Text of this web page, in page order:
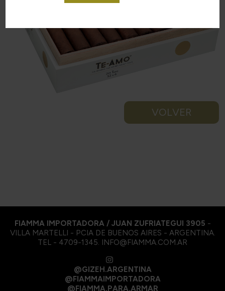
VOLVER
FIAMMA IMPORTADORA / JUAN ZUFRIATEGUI 3905 -
VILLA MARTELLI - PCIA DE BUENOS AIRES - ARGENTINA.
TEL - 4709-1345. INFO@FIAMMA.COM.AR
@GIZEH.ARGENTINA
@FIAMMAIMPORTADORA
@FIAMMA.PARA.ARMAR